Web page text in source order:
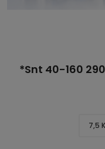
*Snt 40-160